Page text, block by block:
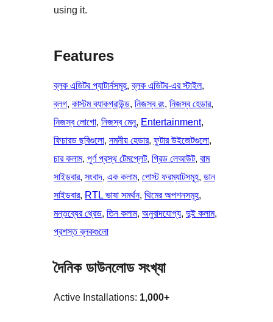
using it.
Features
ব্লক এডিটর প্যাটার্নসমূহ, ব্লক এডিটর-এর স্টাইল
ব্লগ, কাস্টম ব্যাকগ্রাউন্ড, নিজস্ব রং, নিজস্ব হেডার
নিজস্ব লোগো, নিজস্ব মেনু, Entertainment
ফিচারড ছবিগুলো, নমনীয় হেডার, ফুটার উইজেটগুলো
চার কলাম, পূর্ণ প্রস্থ টেমপ্লেট, গ্রিড লেআউট, বাম
সাইডবার, সংবাদ, এক কলাম, পোস্ট ফরম্যাটসমূহ, ডান
সাইডবার, RTL ভাষা সমর্থন, থিমের অপশনসমূহ
মন্তব্যের থ্রেড, তিন কলাম, অনুবাদযোগ্য, দুই কলাম
প্রশস্ত ব্লকগুলো
দৈনিক ডাউনলোড সংখ্যা
Active Installations: 1,000+